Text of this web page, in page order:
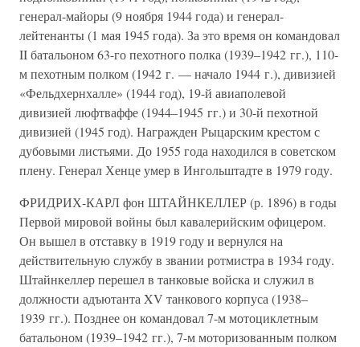
генерал-майоры (9 ноября 1944 года) и генерал-
лейтенанты (1 мая 1945 года). За это время он командовал
II батальоном 63-го пехотного полка (1939–1942 гг.), 110-
м пехотным полком (1942 г. — начало 1944 г.), дивизией
«Фельдхернхалле» (1944 год), 19-й авиаполевой
дивизией люфтваффе (1944–1945 гг.) и 30-й пехотной
дивизией (1945 год). Награжден Рыцарским крестом с
дубовыми листьями. До 1955 года находился в советском
плену. Генерал Хенце умер в Ингольштадте в 1979 году.
ФРИДРИХ-КАРЛ фон ШТАЙНКЕЛЛЕР (р. 1896) в годы
Первой мировой войны был кавалерийским офицером.
Он вышел в отставку в 1919 году и вернулся на
действительную службу в звании ротмистра в 1934 году.
Штайнкеллер перешел в танковые войска и служил в
должности адъютанта XV танкового корпуса (1938–
1939 гг.). Позднее он командовал 7-м мотоциклетным
батальоном (1939–1942 гг.), 7-м моторизованным полком